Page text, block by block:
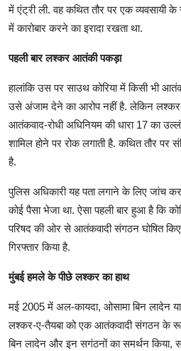
में एंट्री ली. वह कथित तौर पर एक व्यवसायी
में कारोबार करने का इरादा रखता था.
पहली बार लश्कर आतंकी पकड़ा
हालांकि उस पर साउथ कोरिया में किसी भी
उसे अंजाम देने का आरोप नहीं है. लेकिन
आतंकवाद-रोधी अधिनियम की धारा 17 का
शामिल होने पर रोक लगाती है. कथित तौर पर
है.
पुलिस अधिकारी यह पता लगाने के लिए जांच
कोई पैसा भेजा था. ऐसा पहली बार हुआ है कि
परिषद की ओर से आतंकवादी संगठन घोषित
गिरफ्तार किया है.
मुंबई हमले के पीछे लश्कर का हाथ
मई 2005 में अल-कायदा, ओसामा बिन लादेन
लश्कर-ए-तैयबा को एक आतंकवादी संगठन के
बिन लादेन और इन सगंठनों का समर्थन किया,